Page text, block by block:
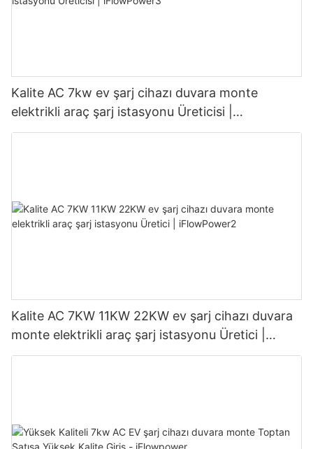
Kalite AC 7kw ev şarj cihazı duvara monte
elektrikli araç şarj istasyonu Üreticisi |
iFlowPower3
Kalite AC 7KW 11KW 22KW ev şarj cihazı duvara
monte elektrikli araç şarj istasyonu Üretici |
iFlowPower2